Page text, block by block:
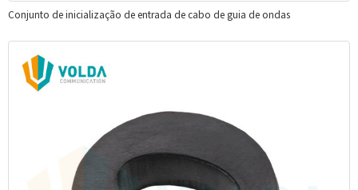
Conjunto de inicialização de entrada de cabo de guia de ondas